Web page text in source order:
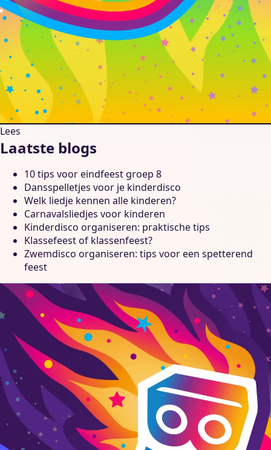
Lees
Laatste blogs
10 tips voor eindfeest groep 8
Dansspelletjes voor je kinderdisco
Welk liedje kennen alle kinderen?
Carnavalsliedjes voor kinderen
Kinderdisco organiseren: praktische tips
Klassefeest of klassenfeest?
Zwemdisco organiseren: tips voor een spetterend
feest